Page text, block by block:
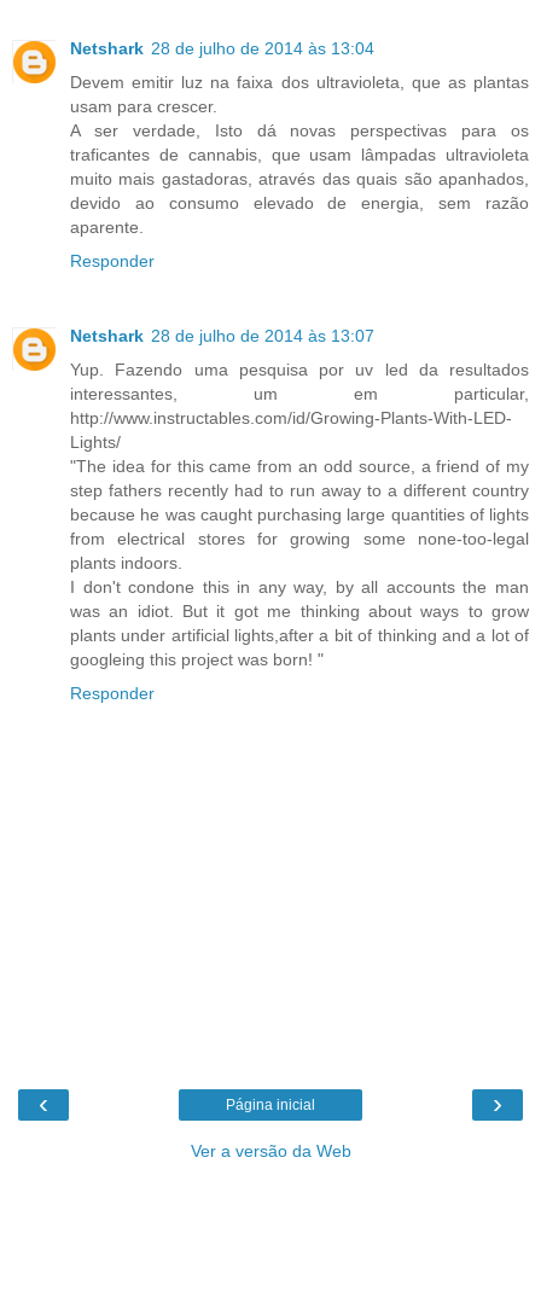
Netshark 28 de julho de 2014 às 13:04
Devem emitir luz na faixa dos ultravioleta, que as plantas
usam para crescer.
A ser verdade, Isto dá novas perspectivas para os
traficantes de cannabis, que usam lâmpadas ultravioleta
muito mais gastadoras, através das quais são apanhados,
devido ao consumo elevado de energia, sem razão
aparente.
Responder
Netshark 28 de julho de 2014 às 13:07
Yup. Fazendo uma pesquisa por uv led da resultados
interessantes, um em particular,
http://www.instructables.com/id/Growing-Plants-With-LED-
Lights/
"The idea for this came from an odd source, a friend of my
step fathers recently had to run away to a different country
because he was caught purchasing large quantities of lights
from electrical stores for growing some none-too-legal
plants indoors.
I don't condone this in any way, by all accounts the man
was an idiot. But it got me thinking about ways to grow
plants under artificial lights,after a bit of thinking and a lot of
googleing this project was born! "
Responder
‹ ›
Página inicial
Ver a versão da Web